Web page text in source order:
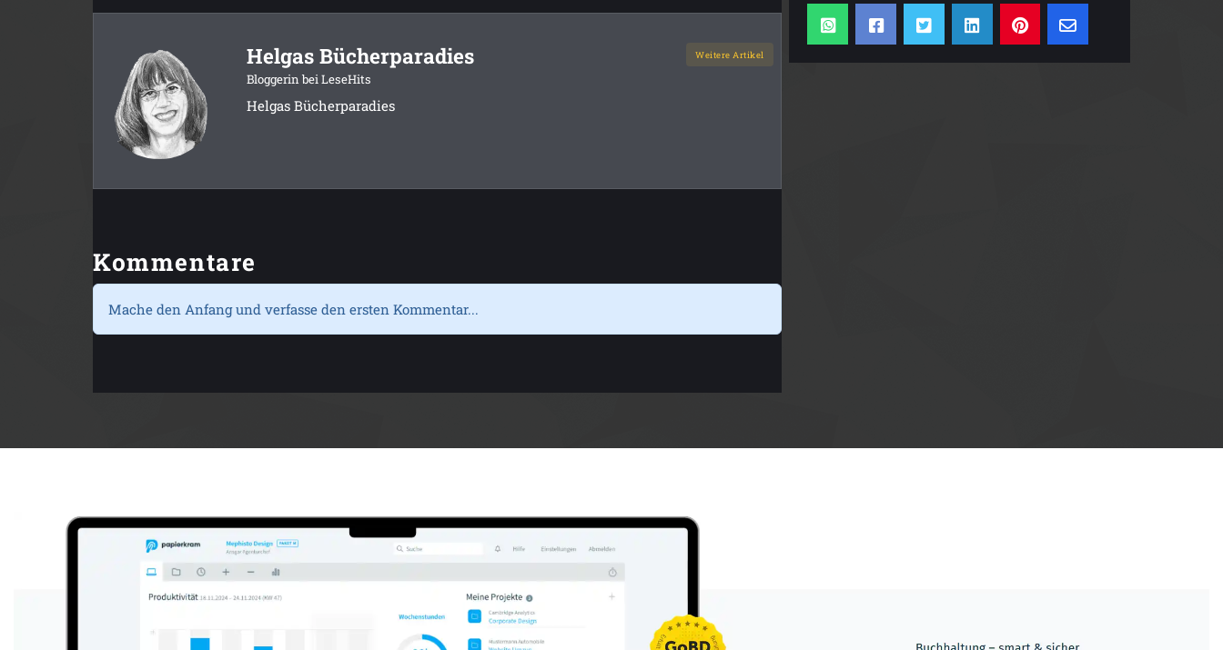
Helgas Bücherparadies
Bloggerin bei LeseHits
Weitere Artikel
Helgas Bücherparadies
Kommentare
Mache den Anfang und verfasse den ersten Kommentar...